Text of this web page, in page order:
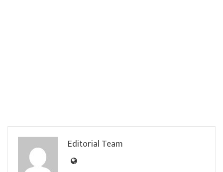
Editorial Team